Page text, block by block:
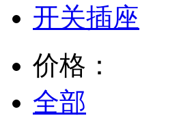
开关插座
价格：
全部